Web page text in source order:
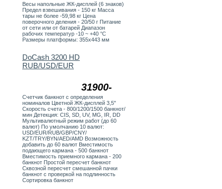
Весы напольные ЖК-дисплей (6 знаков)
Предел взвешивания - 150 кг Масса
тары не более -59,98 кг Цена
поверочного деления - 20/50 г Питание
от сети или от батарей Диапазон
рабочих температур -10 ~ +40 °C
Размеры платформы: 355х443 мм
31900-
DoCash 3200 HD
RUB/USD/EUR
Счетчик банкнот с определения
номиналов Цветной ЖК-дисплей 3,5"
Скорость счета - 800/1200/1500 банкнот/
мин Детекция: СIS, SD, UV, MG, IR, DD
Мультивалютный режим работ (до 60
валют) По умолчанию 10 валют:
USD/EUR/RUB/GBP/CNY/
KZT/TRY/BYN/AED/AMD Возможность
добавить до 60 валют Вместимость
подающего кармана - 500 банкнот
Вместимость приемного кармана - 200
банкнот Простой пересчет банкнот
Сквозной пересчет смешанной пачки
банкнот с проверкой на подлинность
Сортировка банкнот